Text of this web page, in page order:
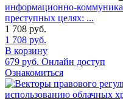
информационно-
преступных целях: ...
1 708 руб.
1 708 руб.
В корзину
679 руб. Онлайн доступ
Ознакомиться